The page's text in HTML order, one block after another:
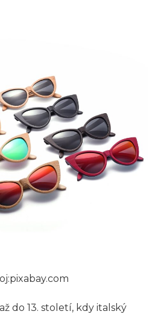
do 13. století, kdy italský